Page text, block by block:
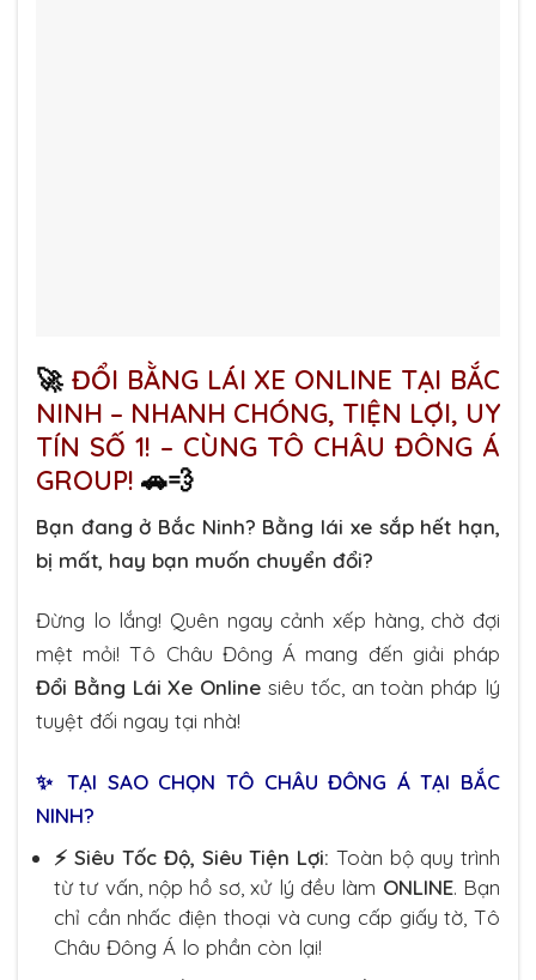
🚀 ĐỔI BẰNG LÁI XE ONLINE TẠI BẮC
NINH – NHANH CHÓNG, TIỆN LỢI, UY
TÍN SỐ 1! – CÙNG TÔ CHÂU ĐÔNG Á
GROUP! 🚗💨
Bạn đang ở Bắc Ninh? Bằng lái xe sắp hết hạn,
bị mất, hay bạn muốn chuyển đổi?
Đừng lo lắng! Quên ngay cảnh xếp hàng, chờ đợi
mệt mỏi! Tô Châu Đông Á mang đến giải pháp
Đổi Bằng Lái Xe Online siêu tốc, an toàn pháp lý
tuyệt đối ngay tại nhà!
✨ TẠI SAO CHỌN TÔ CHÂU ĐÔNG Á TẠI BẮC
NINH?
⚡ Siêu Tốc Độ, Siêu Tiện Lợi: Toàn bộ quy trình
từ tư vấn, nộp hồ sơ, xử lý đều làm ONLINE. Bạn
chỉ cần nhấc điện thoại và cung cấp giấy tờ, Tô
Châu Đông Á lo phần còn lại!